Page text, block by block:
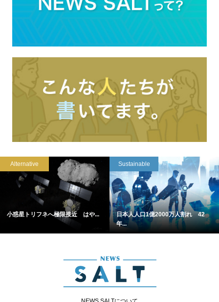
Alternative
小惑星トリフネへ極限接近 はや...
Sustainable
日本人人口1億2000万人割れ 42
年...